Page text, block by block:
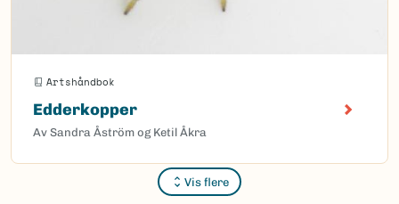
Artshåndbok
Edderkopper
Av Sandra Åström og Ketil Åkra
Vis flere